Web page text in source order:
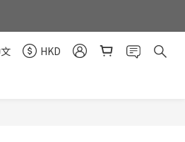
HKD